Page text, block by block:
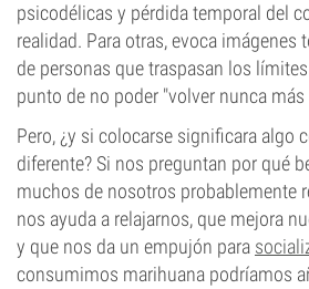
psicodélicas y pérdida temporal del
realidad. Para otras, evoca imágenes
de personas que traspasan los
punto de no poder "volver nunca
Pero, ¿y si colocarse significara algo
diferente? Si nos preguntan por qué
muchos de nosotros probablemente
nos ayuda a relajarnos, que mejora
y que nos da un empujón para
consumimos marihuana podríamos